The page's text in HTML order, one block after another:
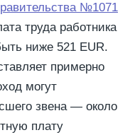
№1071
труда работника
ниже 521 EUR.
примерно
могут
звена — около
плату